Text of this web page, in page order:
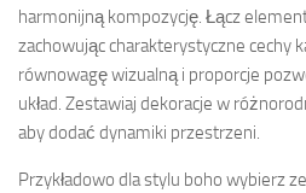
harmonijną kompozycję. Łącz
zachowując charakterystyczne cechy
równowagę wizualną i proporcje
układ. Zestawiaj dekoracje w
aby dodać dynamiki przestrzeni.
Przykładowo dla stylu boho wybierz